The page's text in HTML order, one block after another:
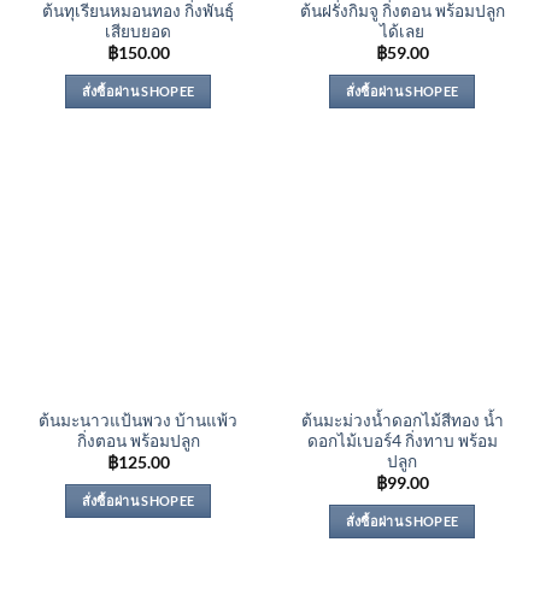
ต้นทุเรียนหมอนทอง กิ่งพันธุ์
เสียบยอด
฿150.00
สั่งซื้อผ่าน SHOPEE
ต้นฝรั่งกิมจู กิ่งตอน พร้อมปลูก
ได้เลย
฿59.00
สั่งซื้อผ่าน SHOPEE
ต้นมะนาวแป้นพวง บ้านแพ้ว
กิ่งตอน พร้อมปลูก
฿125.00
สั่งซื้อผ่าน SHOPEE
ต้นมะม่วงน้ำดอกไม้สีทอง น้ำ
ดอกไม้เบอร์4 กิ่งทาบ พร้อม
ปลูก
฿99.00
สั่งซื้อผ่าน SHOPEE